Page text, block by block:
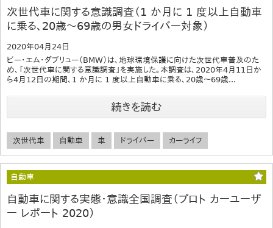
次世代車に関する意識調査（1 か月に 1 度以上自動車
に乗る、20歳～69歳の男女ドライバー対象）
2020年04月24日
ビー・エム・ダブリュー（BMW）は、地球環境保護に向けた次世代車普及のた
め、「次世代車に関する意識調査」を実施した。本調査は、2020年4月11日か
ら4月12日の期間、1 か月に 1 度以上自動車に乗る、20歳～69歳...
続きを読む
次世代車 自動車 車 ドライバー カーライフ
自動車
自動車に関する実態・意識全国調査（プロト カーユーザ
ー レポート 2020）